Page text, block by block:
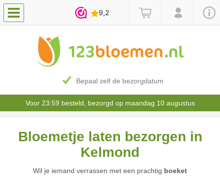
Bepaal zelf de bezorgdatum
Voor 23:59 besteld, bezorgd op maandag 10 augustus
Bloemetje laten bezorgen in
Kelmond
Wil je iemand verrassen met een prachtig boeket